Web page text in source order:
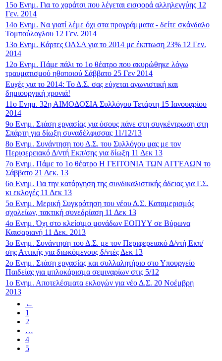
15ο Ενημ. Για το χαράτσι που λέγεται εισφορά αλληλεγγύης 12
Γεν. 2014
14ο Ενημ. Να γιατί λέμε όχι στα προγράμματα - δείτε σκάνδαλο
Τομπούλογλου 12 Γεν. 2014
13ο Ενημ. Κάρτες ΟΑΣΑ για το 2014 με έκπτωση 23% 12 Γεν.
2014
12ο Ενημ. Πάμε πάλι το 1ο θέατρο που ακυρώθηκε λόγω
τραυματισμού ηθοποιού Σάββατο 25 Γεν 2014
Ευχές για το 2014: Το Δ.Σ. σας εύχεται αγωνιστική και
δημιουργική χρονιά!
11ο Ενημ. 32η ΑΙΜΟΔΟΣΙΑ Συλλόγου Τετάρτη 15 Ιανουαρίου
2014
9ο Ενημ. Στάση εργασίας για όσους πάνε στη συγκέντρωση στη
Σπάρτη για δίωξη συναδέλφισσας 11/12/13
8ο Ενημ. Συνάντηση του Δ.Σ. του Συλλόγου μας με τον
Περιφερειακό Δ/ντή Εκπ/σης για δίωξη 11 Δεκ 13
7ο Ενημ. Πάμε το 1ο θέατρο Η ΓΕΙΤΟΝΙΑ ΤΩΝ ΑΓΓΕΛΩΝ το
Σάββατο 21 Δεκ. 13
6ο Ενημ. Για την κατάργηση της συνδικαλιστικής άδειας για Γ.Σ.
κι εκλογές 11 Δεκ 13
5ο Ενημ. Μερική Συγκρότηση του νέου Δ.Σ. Καταμερισμός
σχολείων, τακτική συνεδρίαση 11 Δεκ 13
4ο Ενημ. Όχι στο κλείσιμο μονάδων ΕΟΠΥΥ σε Βύρωνα
Καισαριανή 11 Δεκ. 2013
3ο Ενημ. Συνάντηση του Δ.Σ. με τον Περιφερειακό Δ/ντή Εκπ/
σης Αττικής για διωκόμενους δ/ντές Δεκ 13
2ο Ενημ. Στάση εργασίας και συλλαλητήριο στο Υπουργείο
Παιδείας για μπλοκάρισμα σεμιναρίων στις 5/12
1ο Ενημ. Αποτελέσματα εκλογών για νέο Δ.Σ. 20 Νοέμβρη
2013
←
1
2
…
4
5